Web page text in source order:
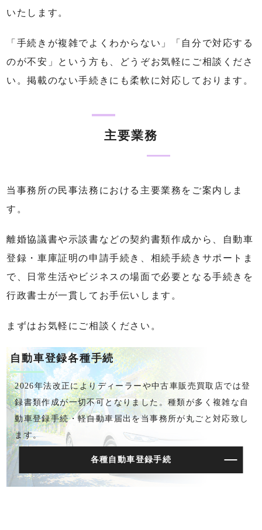
いたします。
「手続きが複雑でよくわからない」「自分で対応する
のが不安」という方も、どうぞお気軽にご相談くださ
い。掲載のない手続きにも柔軟に対応しております。
主要業務
当事務所の民事法務における主要業務をご案内しま
す。
離婚協議書や示談書などの契約書類作成から、自動車
登録・車庫証明の申請手続き、相続手続きサポートま
で、日常生活やビジネスの場面で必要となる手続きを
行政書士が一貫してお手伝いします。
まずはお気軽にご相談ください。
自動車登録各種手続
2026年法改正によりディーラーや中古車販売買取店では登
録書類作成が一切不可となりました。種類が多く複雑な自
動車登録手続・軽自動車届出を当事務所が丸ごと対応致し
ます。
各種自動車登録手続